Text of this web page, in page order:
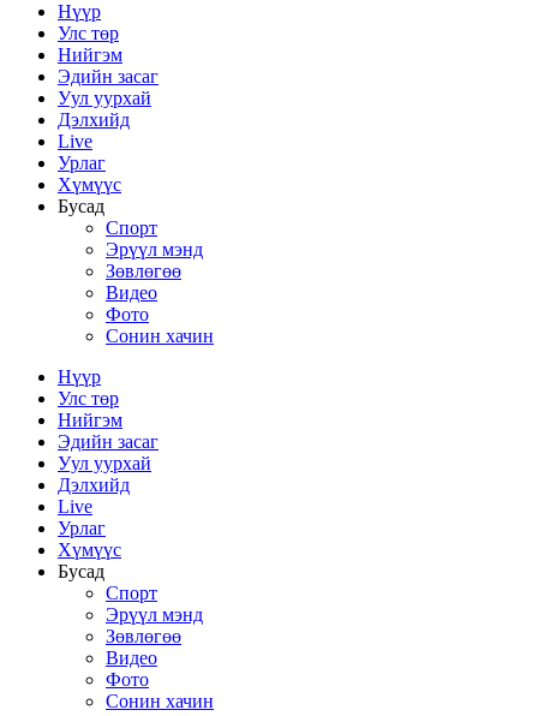
Нүүр
Улс төр
Нийгэм
Эдийн засаг
Уул уурхай
Дэлхийд
Live
Урлаг
Хүмүүс
Бусад
Спорт
Эрүүл мэнд
Зөвлөгөө
Видео
Фото
Сонин хачин
Нүүр
Улс төр
Нийгэм
Эдийн засаг
Уул уурхай
Дэлхийд
Live
Урлаг
Хүмүүс
Бусад
Спорт
Эрүүл мэнд
Зөвлөгөө
Видео
Фото
Сонин хачин